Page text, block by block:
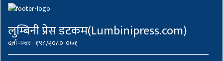
लुम्बिनी प्रेस डटकम(Lumbinipress.com)
दर्ता नम्बर : १९८/२०८०-०७१